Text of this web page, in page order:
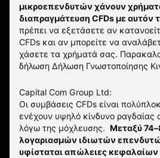
μικροεπενδυτών χάνουν
διαπραγμάτευση CFDs με αυτόν
πρέπει να εξετάσετε αν
CFDs και αν μπορείτε να
χάσετε τα χρήματά σας.
δήλωση Δήλωση Γνωστοποίησης
Capital Com Group Ltd:
Οι συμβάσεις CFDs είναι
ενέχουν υψηλό κίνδυνο
λόγω της μόχλευσης. Μεταξύ
λογαριασμών ιδιωτών
υφίσταται απώλειες κεφαλαίων